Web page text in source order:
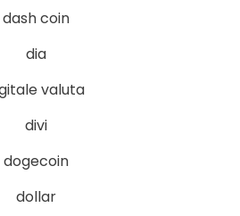
dash coin
dia
valuta
divi
dogecoin
dollar